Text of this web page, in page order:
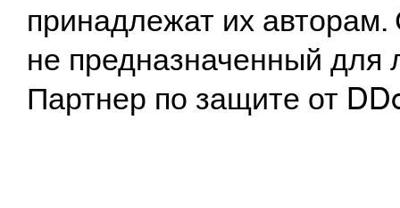
принадлежат их
не предназначенный
Партнер по защите от